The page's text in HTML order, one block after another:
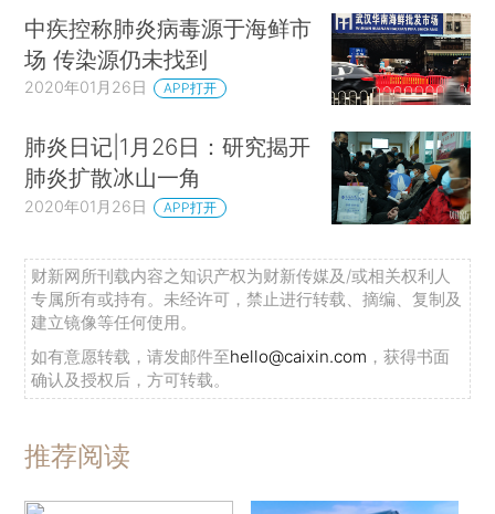
中疾控称肺炎病毒源于海鲜市
场 传染源仍未找到
2020年01月26日 APP打开
肺炎日记|1月26日：研究揭开
肺炎扩散冰山一角
2020年01月26日 APP打开
财新网所刊载内容之知识产权为财新传媒及/或相关权利人
专属所有或持有。未经许可，禁止进行转载、摘编、复制及
建立镜像等任何使用。
如有意愿转载，请发邮件至hello@caixin.com ，获得书面
确认及授权后，方可转载。
推荐阅读